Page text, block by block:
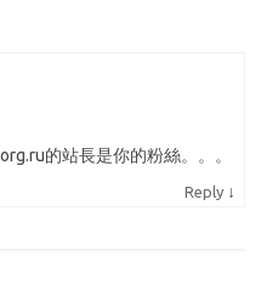
的站長是你的粉絲。。。
Reply ↓